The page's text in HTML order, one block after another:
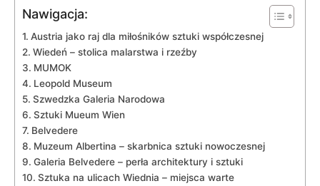
Nawigacja:
Austria jako raj⁢ dla⁢ miłośników sztuki współczesnej
Wiedeń – stolica malarstwa i rzeźby
MUMOK
Leopold Museum
Szwedzka Galeria Narodowa
Sztuki Mueum Wien
Belvedere
Muzeum Albertina – skarbnica sztuki ‌nowoczesnej
Galeria‍ Belvedere – perła‍ architektury i sztuki
Sztuka na ulicach‌ Wiednia – miejsca warte